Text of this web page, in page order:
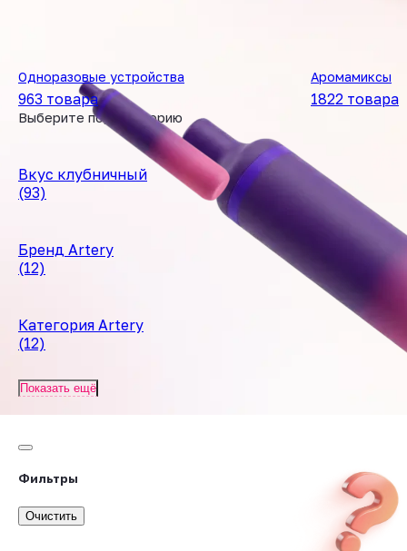
Одноразовые устройства
963 товара
Аромамиксы
1822 товара
Выберите подкатегорию
Вкус клубничный
(93)
Бренд Artery
(12)
Категория Artery
(12)
Показать ещё
Фильтры
Очистить